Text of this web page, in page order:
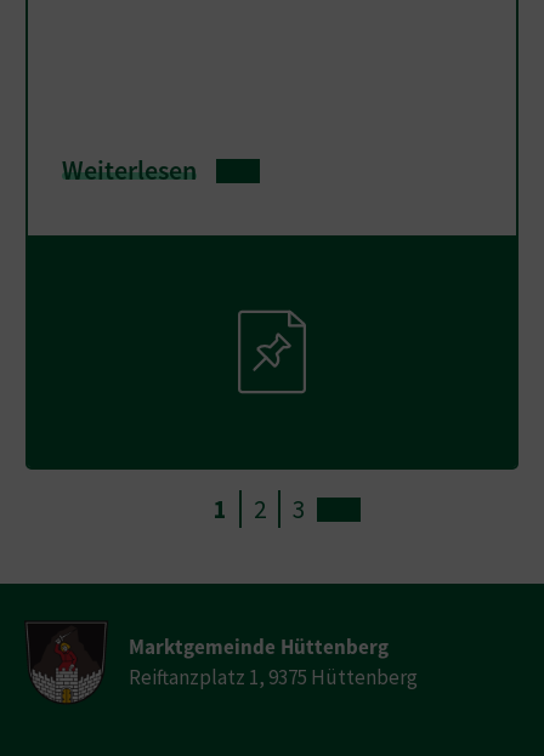
Weiterlesen
1 2 3
Marktgemeinde Hüttenberg
Reiftanzplatz 1, 9375 Hüttenberg